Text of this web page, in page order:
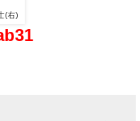
(右)